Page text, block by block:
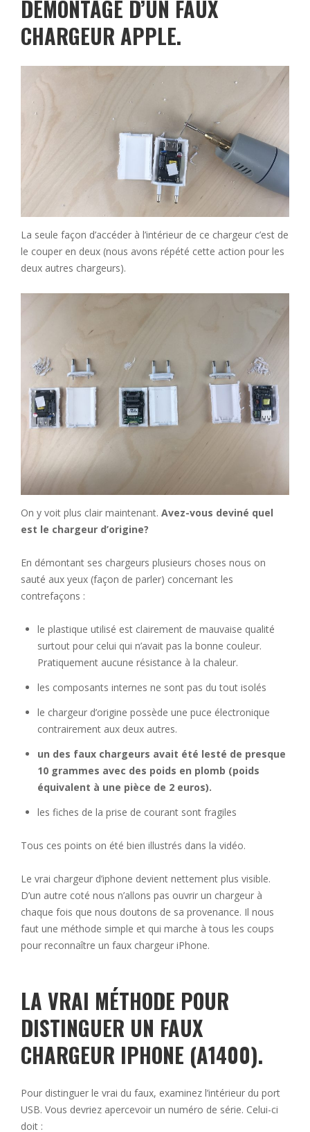
DÉMONTAGE D’UN FAUX
CHARGEUR APPLE.
La seule façon d’accéder à l’intérieur de ce chargeur c’est de
le couper en deux (nous avons répété cette action pour les
deux autres chargeurs).
On y voit plus clair maintenant. Avez-vous deviné quel
est le chargeur d’origine?
En démontant ses chargeurs plusieurs choses nous on
sauté aux yeux (façon de parler) concernant les
contrefaçons :
le plastique utilisé est clairement de mauvaise qualité
surtout pour celui qui n’avait pas la bonne couleur.
Pratiquement aucune résistance à la chaleur.
les composants internes ne sont pas du tout isolés
le chargeur d’origine possède une puce électronique
contrairement aux deux autres.
un des faux chargeurs avait été lesté de presque
10 grammes avec des poids en plomb (poids
équivalent à une pièce de 2 euros).
les fiches de la prise de courant sont fragiles
Tous ces points on été bien illustrés dans la vidéo.
Le vrai chargeur d’iphone devient nettement plus visible.
D’un autre coté nous n’allons pas ouvrir un chargeur à
chaque fois que nous doutons de sa provenance. Il nous
faut une méthode simple et qui marche à tous les coups
pour reconnaître un faux chargeur iPhone.
LA VRAI MÉTHODE POUR
DISTINGUER UN FAUX
CHARGEUR IPHONE (A1400).
Pour distinguer le vrai du faux, examinez l’intérieur du port
USB. Vous devriez apercevoir un numéro de série. Celui-ci
doit :